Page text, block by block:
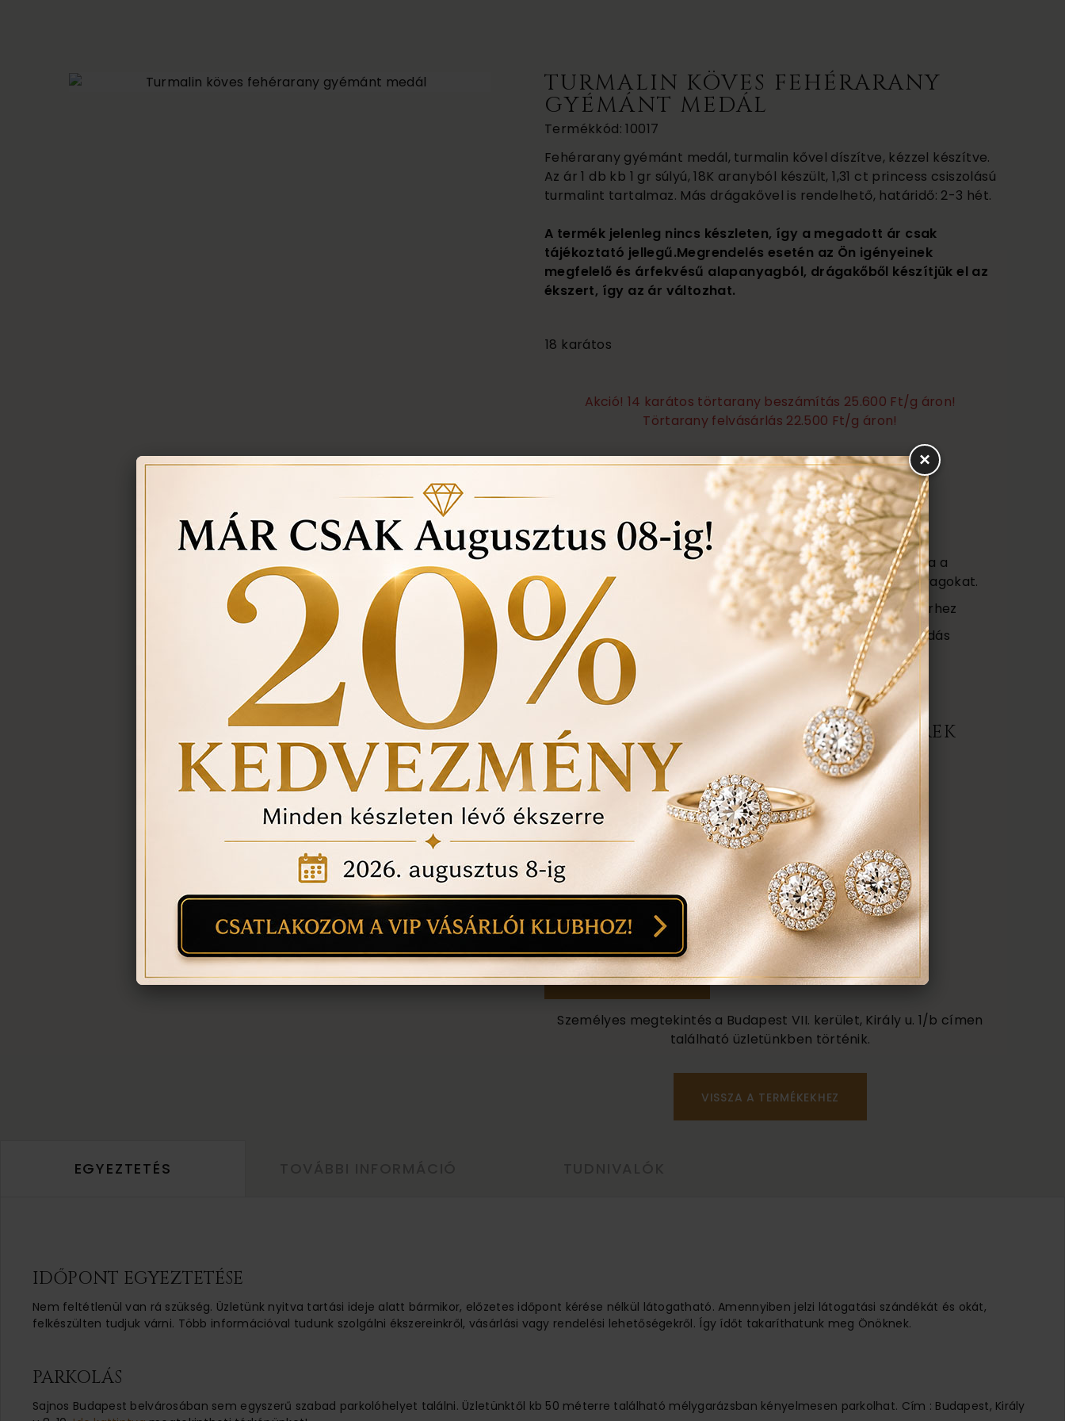
TURMALIN KÖVES FEHÉRARANY
GYÉMÁNT MEDÁL
Termékkód: 10017
Fehérarany gyémánt medál, turmalin kővel díszítve, kézzel készítve.
Az ár 1 db kb 1 gr súlyú, 18K aranyból készült, 1,31 ct princess csiszolású
turmalint tartalmaz. Más drágakővel is rendelhető, határidő: 2-3 hét.
A termék jelenleg nincs készleten, így a megadott ár csak
tájékoztató jellegű.Megrendelés esetén az Ön igényeinek
megfelelő és árfekvésű alapanyagból, drágakőből készítjük el az
ékszert, így az ár változhat.
18 karátos
Akció! 14 karátos törtarany beszámítás 25.600 Ft/g áron!
Törtarany felvásárlás 22.500 Ft/g áron!
Ezen felül még:
Örökös garanciális tisztítás, polírozás
Ingyenes méret állítás
Vásárlási bizonylat avagy (Certificate) mely tartalmazza a
felhasznált kövek minőségét az ékszerben található anyagokat.
Ékszertartó doboz és ajándék tartó táska minden ékszerhez
Évente 1 alkalommal ingyenes ellenőrzés, rejtett károsodás
történt-e , mozgó kő, repedés a gyűrűn stb. Az általunk
felfedezett hibákat ingyenesen javítjuk.
ÉRDEKEL A TERMÉK, AJÁNLATOT KÉREK
darab
1
anyaga:
18 karátos
színe:
mint a képen
Személyes megtekintés a Budapest VII. kerület, Király u. 1/b címen
található üzletünkben történik.
VISSZA A TERMÉKEKHEZ
EGYEZTETÉS
IDŐPONT EGYEZTETÉSE
Nem feltétlenül van rá szükség. Üzletünk nyitva tartási ideje alatt bármikor, előzetes időpont kérése nélkül látogatható. Amennyiben jelzi látogatási szándékát és okát,
felkészülten tudjuk várni. Több információval tudunk szolgálni ékszereinkről, vásárlási vagy rendelési lehetőségekről. Így ídőt takaríthatunk meg Önöknek.
PARKOLÁS
Sajnos Budapest belvárosában sem egyszerű szabad parkolóhelyet találni. Üzletünktől kb 50 méterre található mélygarázsban kényelmesen parkolhat. Cím : Budapest, Király
×